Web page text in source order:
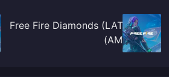
Free Fire Diamonds (LAT
AM)